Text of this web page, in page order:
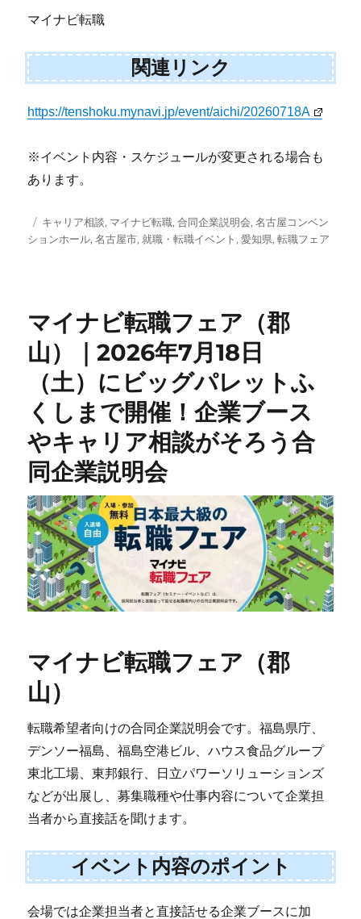
マイナビ転職
関連リンク
https://tenshoku.mynavi.jp/event/aichi/20260718A
※イベント内容・スケジュールが変更される場合も
あります。
投
稿
タ
グ
キャリア相談, マイナビ転職,合同企業説明会,名古屋コンベン
ションホール,名古屋市,就職・転職イベント,愛知県,転職フェア
マイナビ転職フェア（郡
山）｜2026年7月18日
（土）にビッグパレットふ
くしまで開催！企業ブース
やキャリア相談がそろう合
同企業説明会
マイナビ転職フェア（郡
山）
転職希望者向けの合同企業説明会です。福島県庁、
デンソー福島、福島空港ビル、ハウス食品グループ
東北工場、東邦銀行、日立パワーソリューションズ
などが出展し、募集職種や仕事内容について企業担
当者から直接話を聞けます。
イベント内容のポイント
会場では企業担当者と直接話せる企業ブースに加